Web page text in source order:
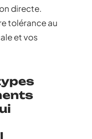
directe.
tolérance au
et vos